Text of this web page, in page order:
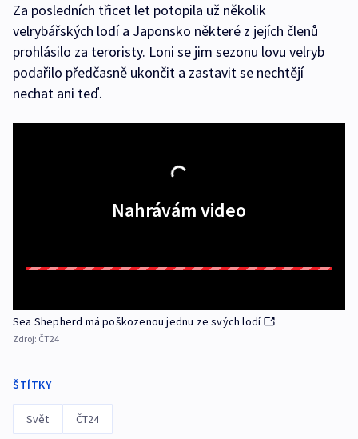
Za posledních třicet let potopila už několik
velrybářských lodí a Japonsko některé z jejích členů
prohlásilo za teroristy. Loni se jim sezonu lovu velryb
podařilo předčasně ukončit a zastavit se nechtějí
nechat ani teď.
Nahrávám video
Sea Shepherd má poškozenou jednu ze svých lodí
Zdroj: ČT24
ŠTÍTKY
Svět ČT24